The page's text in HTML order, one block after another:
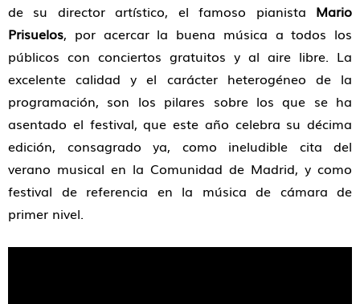
de su director artístico, el famoso pianista Mario
Prisuelos, por acercar la buena música a todos los
públicos con conciertos gratuitos y al aire libre. La
excelente calidad y el carácter heterogéneo de la
programación, son los pilares sobre los que se ha
asentado el festival, que este año celebra su décima
edición, consagrado ya, como ineludible cita del
verano musical en la Comunidad de Madrid, y como
festival de referencia en la música de cámara de
primer nivel.